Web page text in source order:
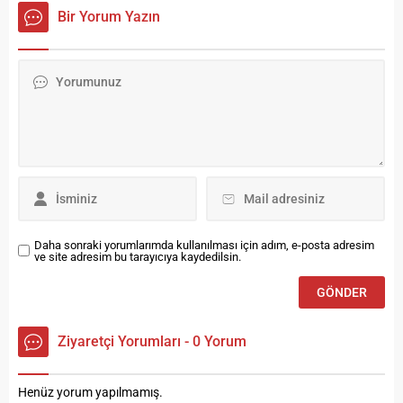
sektörüne verdikleriyle
katkıyla bu alanda önemli bir
ünlü modellerin podyuma
Bir Yorum Yazın
Daha sonraki yorumlarımda kullanılması için adım, e-posta adresim
ve site adresim bu tarayıcıya kaydedilsin.
Ziyaretçi Yorumları - 0 Yorum
Henüz yorum yapılmamış.